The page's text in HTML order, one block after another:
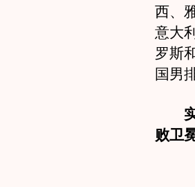
西、
意大
罗斯
国男
败卫